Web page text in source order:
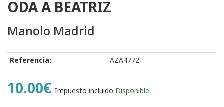
ODA A BEATRIZ
Manolo Madrid
Referencia: AZA4772
10.00€ Impuesto incluido Disponible